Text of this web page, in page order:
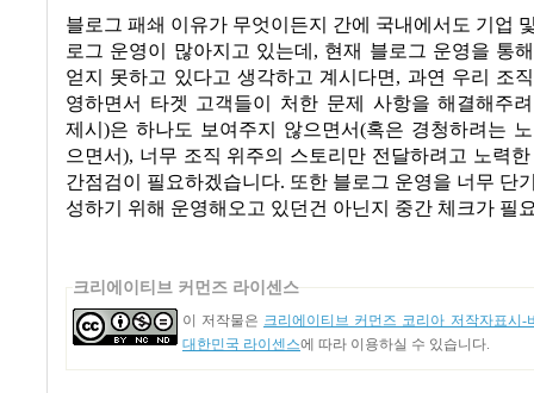
블로그 패쇄 이유가 무엇이든지 간에 국내에서도 기업
로그 운영이 많아지고 있는데, 현재 블로그 운영을 통
얻지 못하고 있다고 생각하고 계시다면, 과연 우리 조
영하면서 타겟 고객들이 처한 문제 사항을 해결해주
제시)은 하나도 보여주지 않으면서(혹은 경청하려는
으면서), 너무 조직 위주의 스토리만 전달하려고 노력
간점검이 필요하겠습니다. 또한 블로그 운영을 너무 단
성하기 위해 운영해오고 있던건 아닌지 중간 체크가 필
크리에이티브 커먼즈 라이센스
이 저작물은 크리에이티브 커먼즈 코리아 저작자표시-
대한민국 라이센스에 따라 이용하실 수 있습니다.